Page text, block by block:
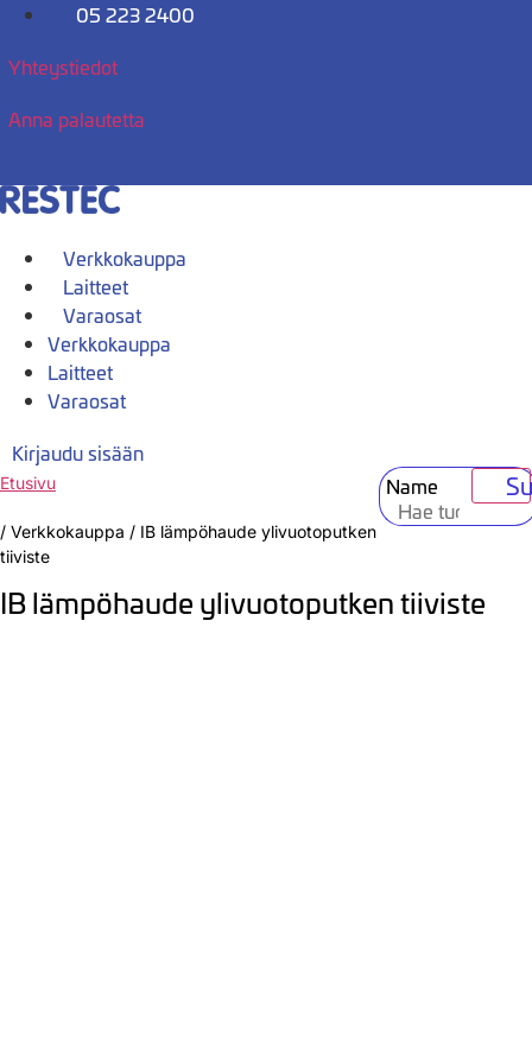
Mene
05 223 2400
Yhteystiedot
Anna palautetta
Verkkokauppa
Laitteet
Varaosat
Verkkokauppa
Laitteet
Varaosat
Kirjaudu sisään
Name
Etusivu
/ Verkkokauppa / IB lämpöhaude ylivuotoputken
tiiviste
IB lämpöhaude ylivuotoputken tiiviste